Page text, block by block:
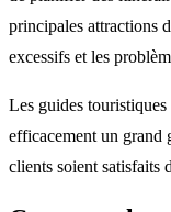
principales attractions
excessifs et les
Les guides
efficacement un grand
clients soient satisfaits